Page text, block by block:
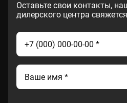
Оставьте свои контакты,
дилерского центра